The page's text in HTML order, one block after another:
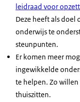
leidraad voor
Deze heeft als doel
onderwijs te
steunpunten.
Er komen meer
ingewikkelde
te helpen. Zo
thuiszitten.